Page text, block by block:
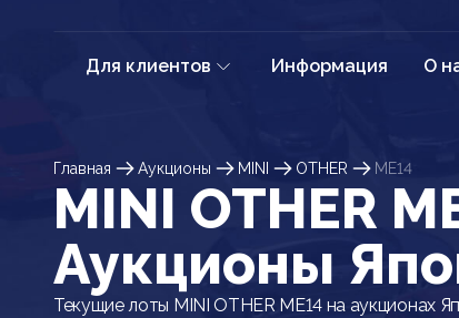
Для клиентов Информация О
Главная Аукционы MINI OTHER ME14
MINI OTHER
Аукционы
Текущие лоты MINI OTHER ME14 на аукционах